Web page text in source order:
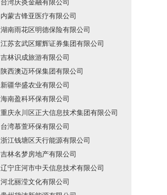
台湾庆炎金融有限公司
内蒙古锋亚医疗有限公司
湖南雨花区明德保险有限公司
江苏玄武区耀辉证券集团有限公司
吉林识成旅游有限公司
陕西澳迈环保集团有限公司
新疆华盛农业有限公司
海南盈科环保有限公司
重庆永川区正大信息技术集团有限公司
台湾慕萱环保有限公司
浙江钱塘区天行能源有限公司
吉林名梦房地产有限公司
辽宁庄河市中天信息技术有限公司
河北丽滢文化有限公司